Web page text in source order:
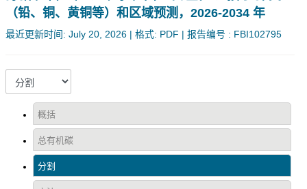
（铅、铜、黄铜等）和区域预测，2026-2034 年
最近更新时间: July 20, 2026 | 格式: PDF | 报告编号 : FBI102795
概括
总有机碳
分割